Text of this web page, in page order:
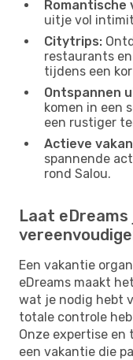
Romantische
uitje vol
Citytrips:
restaurants
tijdens een
Ontspannen
komen in een
een rustiger
Actieve
spannende
rond Salou.
Laat
Een vakantie
eDreams maakt
wat je nodig hebt
totale controle
Onze expertise en
een vakantie die